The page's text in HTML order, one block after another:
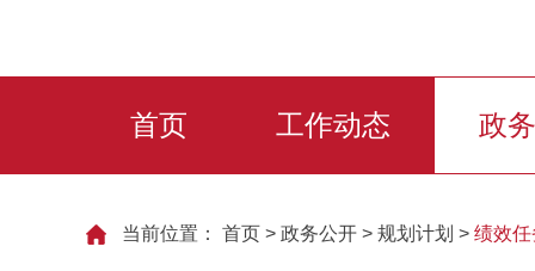
首页 工作动态 政
当前位置： 首页 > 政务公开 > 规划计划 > 绩效任